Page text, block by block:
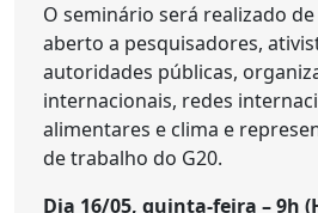
O seminário será realizado
aberto a pesquisadores,
autoridades públicas,
internacionais, redes
alimentares e clima e
de trabalho do G20.
Dia 16/05, quinta-feira – 9h